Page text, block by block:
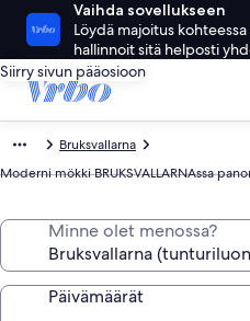
Vaihda sovellukseen
Löydä majoitus
hallinnoit sitä helposti
Siirry sivun pääosioon
Bruksvallarna
Moderni mökki BRUKSVALLARNAssa
Minne olet menossa?
Päivämäärät